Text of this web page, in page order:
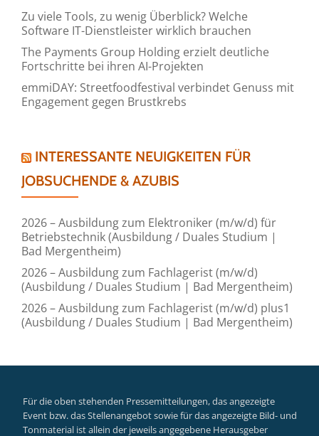
Zu viele Tools, zu wenig Überblick? Welche
Software IT-Dienstleister wirklich brauchen
The Payments Group Holding erzielt deutliche
Fortschritte bei ihren AI-Projekten
emmiDAY: Streetfoodfestival verbindet Genuss mit
Engagement gegen Brustkrebs
INTERESSANTE NEUIGKEITEN FÜR
JOBSUCHENDE & AZUBIS
2026 – Ausbildung zum Elektroniker (m/w/d) für
Betriebstechnik (Ausbildung / Duales Studium |
Bad Mergentheim)
2026 – Ausbildung zum Fachlagerist (m/w/d)
(Ausbildung / Duales Studium | Bad Mergentheim)
2026 – Ausbildung zum Fachlagerist (m/w/d) plus1
(Ausbildung / Duales Studium | Bad Mergentheim)
Für die oben stehenden Pressemitteilungen, das angezeigte
Event bzw. das Stellenangebot sowie für das angezeigte Bild- und
Tonmaterial ist allein der jeweils angegebene Herausgeber